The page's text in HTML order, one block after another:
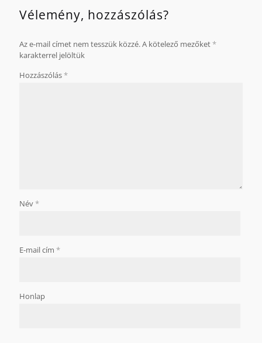
Vélemény, hozzászólás?
Az e-mail címet nem tesszük közzé.A kötelező mezőket*
karakterrel jelöltük
Hozzászólás*
Név*
E-mail cím *
Honlap